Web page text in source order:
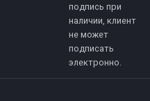
подпись при
наличии, клиент
не может
подписать
электронно.